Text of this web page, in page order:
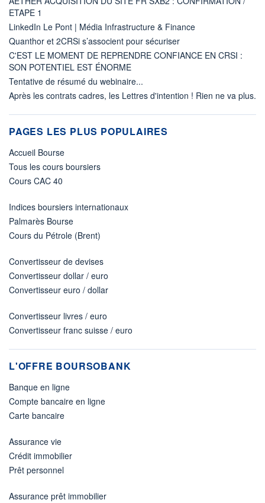
ETAPE 1
LinkedIn Le Pont | Média Infrastructure & Finance
Quanthor et 2CRSi s’associent pour sécuriser
C'EST LE MOMENT DE REPRENDRE CONFIANCE EN CRSI :
SON POTENTIEL EST ÉNORME
Tentative de résumé du webinaire...
Après les contrats cadres, les Lettres d'intention ! Rien ne va plus.
PAGES LES PLUS POPULAIRES
Accueil Bourse
Tous les cours boursiers
Cours CAC 40
Indices boursiers internationaux
Palmarès Bourse
Cours du Pétrole (Brent)
Convertisseur de devises
Convertisseur dollar / euro
Convertisseur euro / dollar
Convertisseur livres / euro
Convertisseur franc suisse / euro
L'OFFRE BOURSOBANK
Banque en ligne
Compte bancaire en ligne
Carte bancaire
Assurance vie
Crédit immobilier
Prêt personnel
Assurance prêt immobilier